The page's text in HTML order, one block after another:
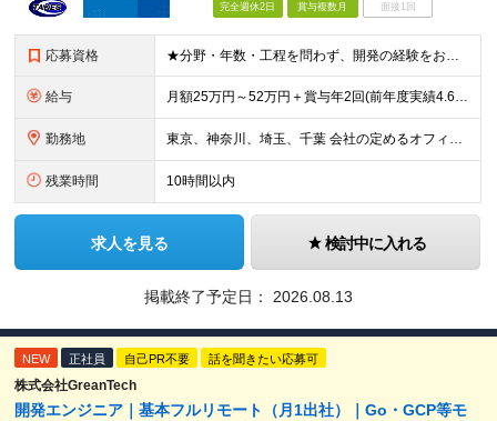
完全週休2日 賞与複数月 面接1回
応募資格 ★分野・年数・工程を問わず、開発の経験をお持ちの方 ★学歴不問！ ※微経験もブランクのある方も大歓迎です！ ※今回の募集では一人でも多くの方とお会いさせていただく予定です！ ≪求める人物像≫ ◎
給与 月額25万円～52万円＋賞与年2回(前年度実績4.6ヶ月分) ※知識・スキル・経験年数を最大限考慮し、 十分な話し合いのうえ決定いたします。 ※別途、交通費支給(月5万円まで)あり ※試用期間6ヶ
勤務地 東京、神奈川、埼玉、千葉 会社の定めるオフィス ※通勤時間は考慮します。
残業時間 10時間以内
求人を見る 検討中に入れる
掲載終了予定日： 2026.08.13
NEW 正社員 自己PR不要 話を聞きたい応募可
株式会社GreanTech
開発エンジニア｜基本フルリモート（月1出社）｜Go・GCP等モ